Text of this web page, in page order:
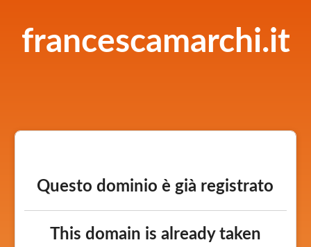
francescamarchi.it
Questo dominio è già registrato
This domain is already taken